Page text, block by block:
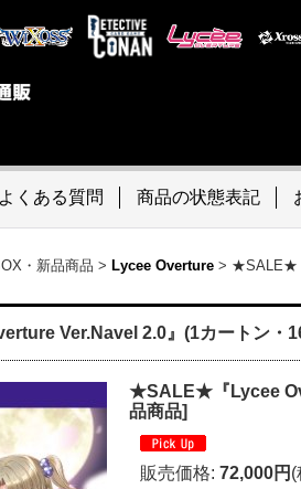
よくある質問 商品の状態表記
・新品商品 > Lycee Overture > ★SALE★
Ver.Navel 2.0』(1カートン・
★SALE★『Lycee
品商品]
販売価格: 72,000円 (